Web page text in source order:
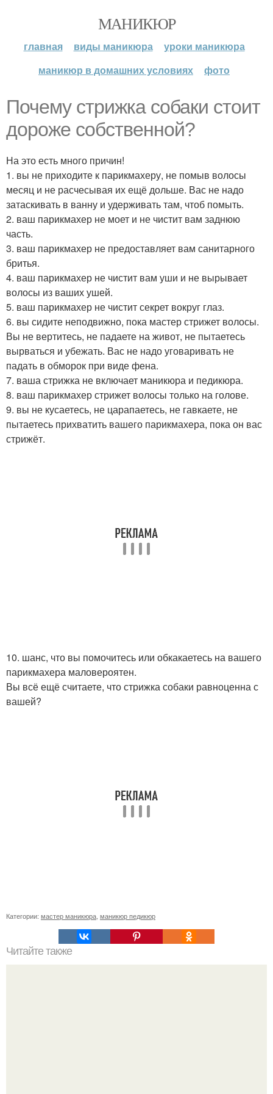
МАНИКЮР
главная виды маникюра
уроки маникюра
маникюр в домашних условиях
фото
Почему стрижка собаки стоит
дороже собственной?
На это есть много причин!
1. вы не приходите к парикмахеру, не помыв волосы
месяц и не расчесывая их ещё дольше. Вас не надо
затаскивать в ванну и удерживать там, чтоб помыть.
2. ваш парикмахер не моет и не чистит вам заднюю
часть.
3. ваш парикмахер не предоставляет вам санитарного
бритья.
4. ваш парикмахер не чистит вам уши и не вырывает
волосы из ваших ушей.
5. ваш парикмахер не чистит секрет вокруг глаз.
6. вы сидите неподвижно, пока мастер стрижет волосы.
Вы не вертитесь, не падаете на живот, не пытаетесь
вырваться и убежать. Вас не надо уговаривать не
падать в обморок при виде фена.
7. ваша стрижка не включает маникюра и педикюра.
8. ваш парикмахер стрижет волосы только на голове.
9. вы не кусаетесь, не царапаетесь, не гавкаете, не
пытаетесь прихватить вашего парикмахера, пока он вас
стрижёт.
10. шанс, что вы помочитесь или обкакаетесь на вашего
парикмахера маловероятен.
Вы всё ещё считаете, что стрижка собаки равноценна с
вашей?
Категории: мастер маникюра маникюр педикюр
Читайте также